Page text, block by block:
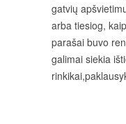
gatvių
arba tiesiog,
parašai buvo
galimai siekia